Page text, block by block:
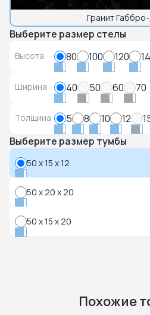
Гранит
Выберите размер стелы
Высота 80 100 120
Ширина 40 50 60 70
Толщина 5 8 10 12
Выберите размер тумбы
50 x 15 x 12
50 x 20 x 20
50 x 15 x 20
Похожие